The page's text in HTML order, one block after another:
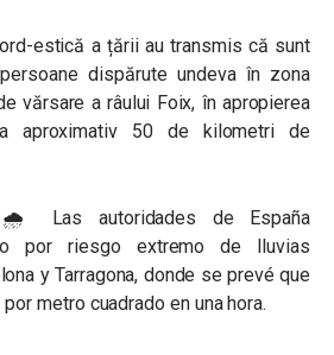
estică a țării au transmis că sunt
dispărute undeva în zona
vărsare a râului Foix, în apropierea
aproximativ 50 de kilometri de
Las autoridades de España
por riesgo extremo de lluvias
y Tarragona, donde se prevé que
metro cuadrado en una hora.